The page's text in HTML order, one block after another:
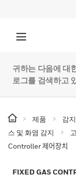
귀하는 다음에 대
로그를 검색하고
제품 감
스 및 화염 감지
Controller 제어장치
FIXED GAS